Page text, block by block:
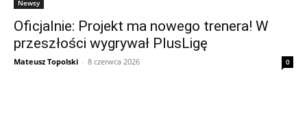
Newsy
Oficjalnie: Projekt ma nowego trenera! W
przeszłości wygrywał PlusLigę
Mateusz Topolski - 8 czerwca 2026 0